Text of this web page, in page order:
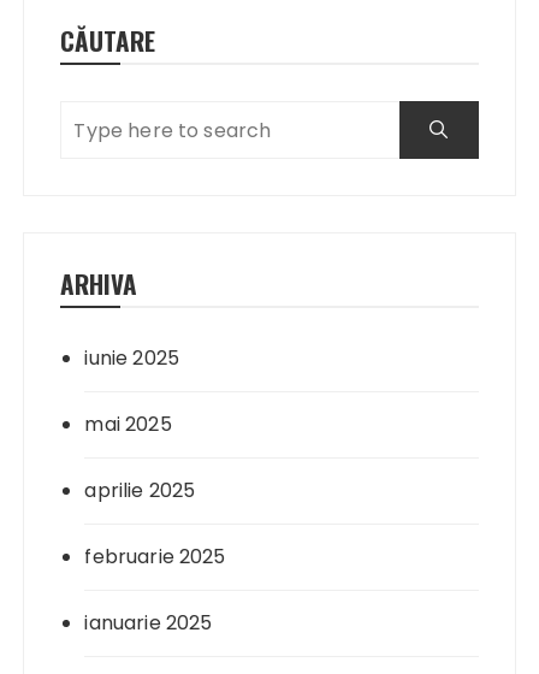
CĂUTARE
ARHIVA
iunie 2025
mai 2025
aprilie 2025
februarie 2025
ianuarie 2025